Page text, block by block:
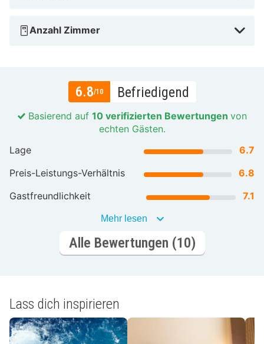
Anzahl Zimmer
6.8/10 Befriedigend
Basierend auf 10 verifizierten Bewertungen von
echten Gästen.
Lage
6.7
Preis-Leistungs-Verhältnis
6.8
Gastfreundlichkeit
7.1
Mehr lesen
Alle Bewertungen (10)
Lass dich inspirieren